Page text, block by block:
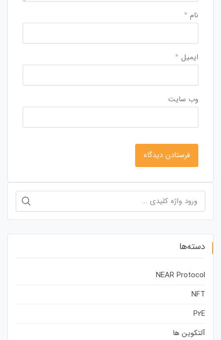
نام *
ایمیل *
وب‌ سایت
برای:
دسته‌ها
NEAR Protocol
NFT
P2E
آلتکوین ها